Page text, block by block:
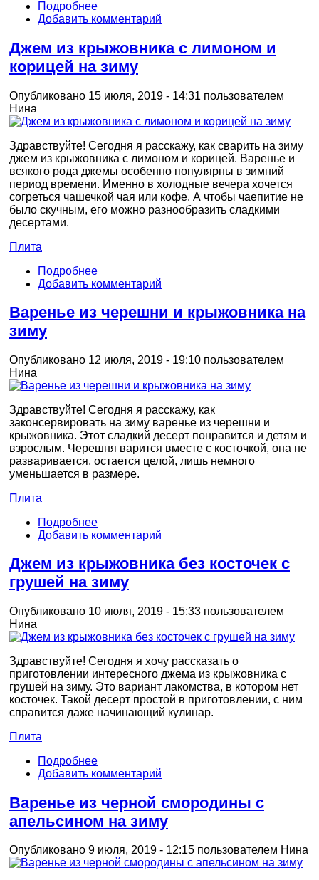
Подробнее
Добавить комментарий
Джем из крыжовника с лимоном и
корицей на зиму
Опубликовано 15 июля, 2019 - 14:31 пользователем
Нина
Здравствуйте! Сегодня я расскажу, как сварить на зиму
джем из крыжовника с лимоном и корицей. Варенье и
всякого рода джемы особенно популярны в зимний
период времени. Именно в холодные вечера хочется
согреться чашечкой чая или кофе. А чтобы чаепитие не
было скучным, его можно разнообразить сладкими
десертами.
Плита
Подробнее
Добавить комментарий
Варенье из черешни и крыжовника на
зиму
Опубликовано 12 июля, 2019 - 19:10 пользователем
Нина
Здравствуйте! Сегодня я расскажу, как
законсервировать на зиму варенье из черешни и
крыжовника. Этот сладкий десерт понравится и детям и
взрослым. Черешня варится вместе с косточкой, она не
разваривается, остается целой, лишь немного
уменьшается в размере.
Плита
Подробнее
Добавить комментарий
Джем из крыжовника без косточек с
грушей на зиму
Опубликовано 10 июля, 2019 - 15:33 пользователем
Нина
Здравствуйте! Сегодня я хочу рассказать о
приготовлении интересного джема из крыжовника с
грушей на зиму. Это вариант лакомства, в котором нет
косточек. Такой десерт простой в приготовлении, с ним
справится даже начинающий кулинар.
Плита
Подробнее
Добавить комментарий
Варенье из черной смородины с
апельсином на зиму
Опубликовано 9 июля, 2019 - 12:15 пользователем Нина